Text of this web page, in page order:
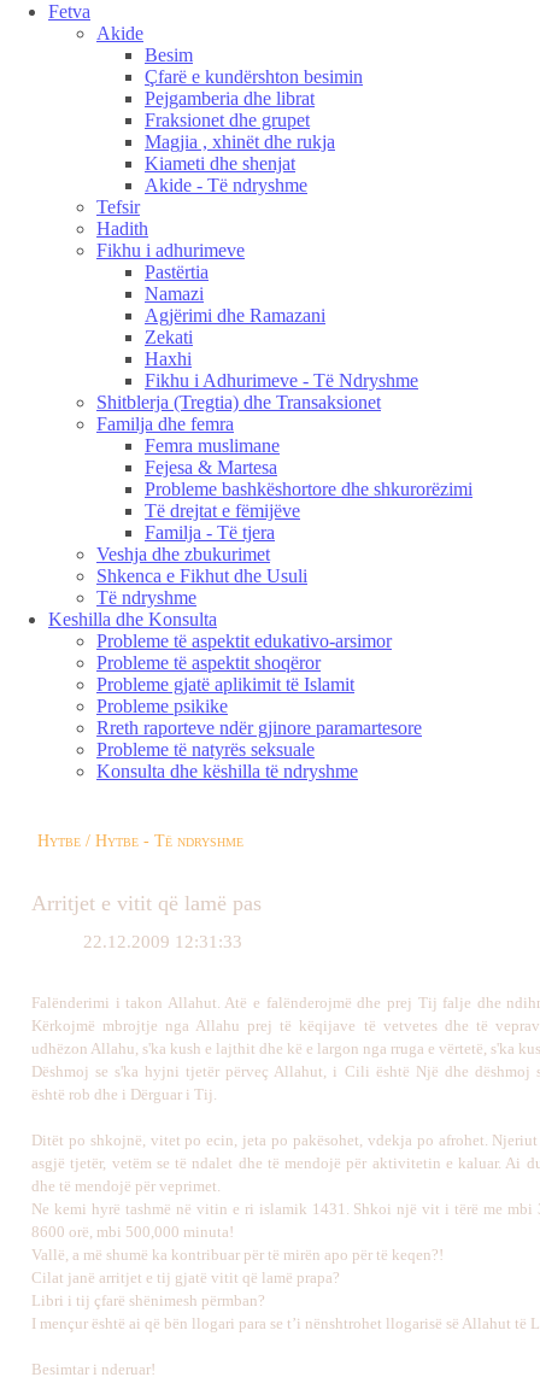
Fetva
Akide
Besim
Çfarë e kundërshton besimin
Pejgamberia dhe librat
Fraksionet dhe grupet
Magjia , xhinët dhe rukja
Kiameti dhe shenjat
Akide - Të ndryshme
Tefsir
Hadith
Fikhu i adhurimeve
Pastërtia
Namazi
Agjërimi dhe Ramazani
Zekati
Haxhi
Fikhu i Adhurimeve - Të Ndryshme
Shitblerja (Tregtia) dhe Transaksionet
Familja dhe femra
Femra muslimane
Fejesa & Martesa
Probleme bashkëshortore dhe shkurorëzimi
Të drejtat e fëmijëve
Familja - Të tjera
Veshja dhe zbukurimet
Shkenca e Fikhut dhe Usuli
Të ndryshme
Keshilla dhe Konsulta
Probleme të aspektit edukativo-arsimor
Probleme të aspektit shoqëror
Probleme gjatë aplikimit të Islamit
Probleme psikike
Rreth raporteve ndër gjinore paramartesore
Probleme të natyrës seksuale
Konsulta dhe këshilla të ndryshme
Hytbe / Hytbe - Të ndryshme
Arritjet e vitit që lamë pas
22.12.2009 12:31:33
Falënderimi i takon Allahut. Atë e falënderojmë dhe prej Tij falje dhe
Kërkojmë mbrojtje nga Allahu prej të këqijave të vetvetes dhe të
udhëzon Allahu, s'ka kush e lajthit dhe kë e largon nga rruga e vërtetë, s'ka
Dëshmoj se s'ka hyjni tjetër përveç Allahut, i Cili është Një dhe dëshmoj
është rob dhe i Dërguar i Tij.
Ditët po shkojnë, vitet po ecin, jeta po pakësohet, vdekja po afrohet.
asgjë tjetër, vetëm se të ndalet dhe të mendojë për aktivitetin e kaluar. Ai
dhe të mendojë për veprimet.
Ne kemi hyrë tashmë në vitin e ri islamik 1431. Shkoi një vit i tërë me mbi
8600 orë, mbi 500,000 minuta!
Vallë, a më shumë ka kontribuar për të mirën apo për të keqen?!
Cilat janë arritjet e tij gjatë vitit që lamë prapa?
Libri i tij çfarë shënimesh përmban?
I mençur është ai që bën llogari para se t’i nënshtrohet llogarisë së Allahut të
Besimtar i nderuar!